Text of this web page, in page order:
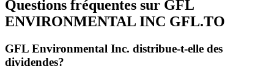
Questions fréquentes sur GFL
ENVIRONMENTAL INC GFL.TO
GFL Environmental Inc. distribue-t-elle des
dividendes?